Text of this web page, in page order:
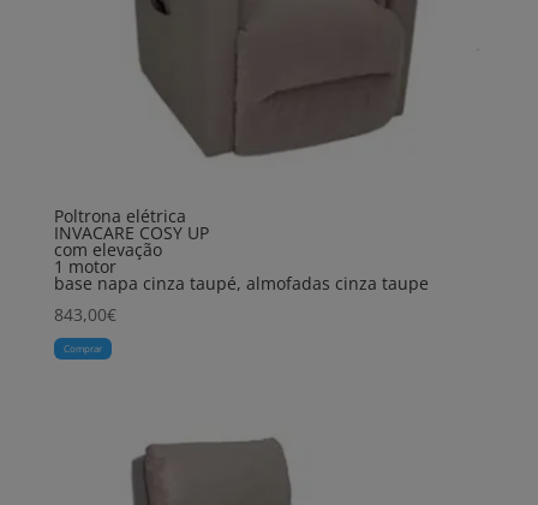
Poltrona elétrica
INVACARE COSY UP
com elevação
1 motor
base napa cinza taupé, almofadas cinza taupe
843,00€
Comprar